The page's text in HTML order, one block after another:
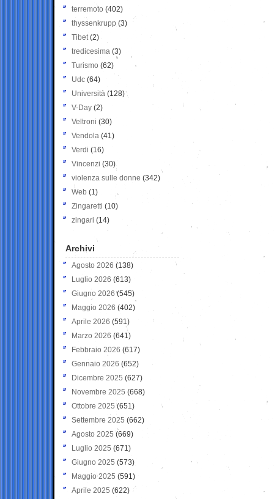
terremoto (402)
thyssenkrupp (3)
Tibet(2)
tredicesima (3)
Turismo (62)
Udc (64)
Università (128)
V-Day (2)
Veltroni (30)
Vendola (41)
Verdi (16)
Vincenzi (30)
violenza sulle donne (342)
Web (1)
Zingaretti (10)
zingari (14)
Archivi
Agosto 2026 (138)
Luglio 2026 (613)
Giugno 2026 (545)
Maggio 2026 (402)
Aprile 2026 (591)
Marzo 2026 (641)
Febbraio 2026 (617)
Gennaio 2026 (652)
Dicembre 2025 (627)
Novembre 2025 (668)
Ottobre 2025 (651)
Settembre 2025 (662)
Agosto 2025 (669)
Luglio 2025 (671)
Giugno 2025 (573)
Maggio 2025 (591)
Aprile 2025 (622)